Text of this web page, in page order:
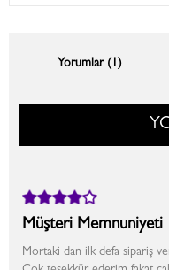
Yorumlar (1)
Müşteri Memnuniyeti
Mortaki dan ilk defa sipariş